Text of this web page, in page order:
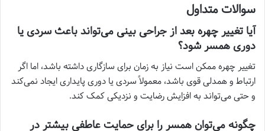
سوالات متداول
آیا تغییر چهره بعد از جراحی بینی می‌تواند باعث سردی یا
دوری همسر شود؟
تغییر چهره ممکن است نیاز به زمان برای سازگاری داشته باشد، اما اگر
ارتباط و همدلی قوی باشد، معمولاً سردی یا دوری پایداری ایجاد نمی‌کند
و حتی می‌تواند به افزایش رضایت و نزدیکی کمک کند.
چگونه می‌توان همسر را برای حمایت عاطفی بیشتر در